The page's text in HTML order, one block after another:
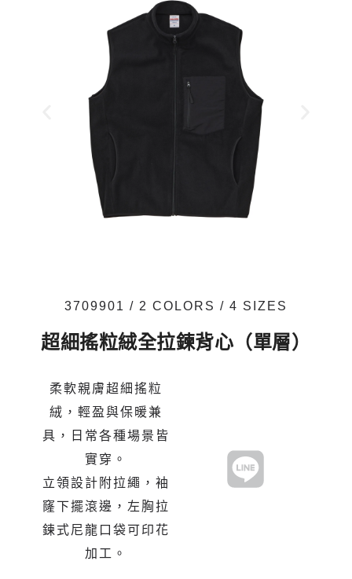
3709901 / 2 COLORS / 4 SIZES
超細搖粒絨全拉鍊背心（單層）
柔軟親膚超細搖粒
絨，輕盈與保暖兼
具，日常各種場景皆
實穿。
立領設計附拉繩，袖
窿下擺滾邊，左胸拉
鍊式尼龍口袋可印花
加工。